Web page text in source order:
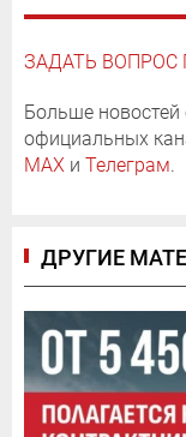
ЗАДАТЬ ВОПРОС
Больше новостей
официальных
MAX и Телеграм.
ДРУГИЕ